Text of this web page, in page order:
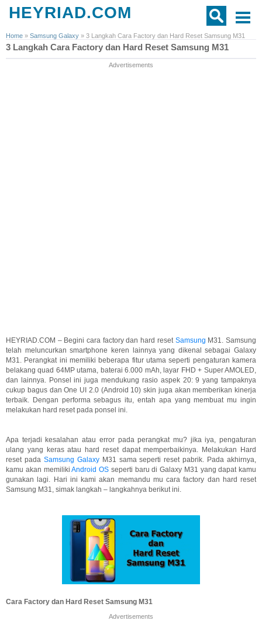
HEYRIAD.COM
Home » Samsung Galaxy » 3 Langkah Cara Factory dan Hard Reset Samsung M31
3 Langkah Cara Factory dan Hard Reset Samsung M31
Advertisements
HEYRIAD.COM – Begini cara factory dan hard reset Samsung M31. Samsung
telah meluncurkan smartphone keren lainnya yang dikenal sebagai Galaxy
M31. Perangkat ini memiliki beberapa fitur utama seperti pengaturan kamera
belakang quad 64MP utama, baterai 6.000 mAh, layar FHD + Super AMOLED,
dan lainnya. Ponsel ini juga mendukung rasio aspek 20: 9 yang tampaknya
cukup bagus dan One UI 2.0 (Android 10) skin juga akan memberikan kinerja
terbaik. Dengan performa sebagus itu, entah apa yang membuat mu ingin
melakukan hard reset pada ponsel ini.
Apa terjadi kesalahan atau error pada perangkat mu? jika iya, pengaturan
ulang yang keras atau hard reset dapat memperbaikinya. Melakukan Hard
reset pada Samsung GalaxyM31 sama seperti reset pabrik. Pada akhirnya,
kamu akan memilikiAndroid OS seperti baru di Galaxy M31 yang dapat kamu
gunakan lagi. Hari ini kami akan memandu mu cara factory dan hard reset
Samsung M31, simak langkah – langkahnya berikut ini.
Cara Factory dan Hard Reset Samsung M31
Advertisements